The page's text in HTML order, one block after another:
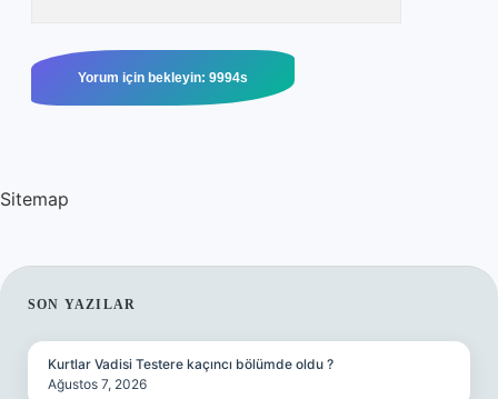
Sitemap
SIDEBAR
SON YAZILAR
Kurtlar Vadisi Testere kaçıncı bölümde oldu ?
Ağustos 7, 2026